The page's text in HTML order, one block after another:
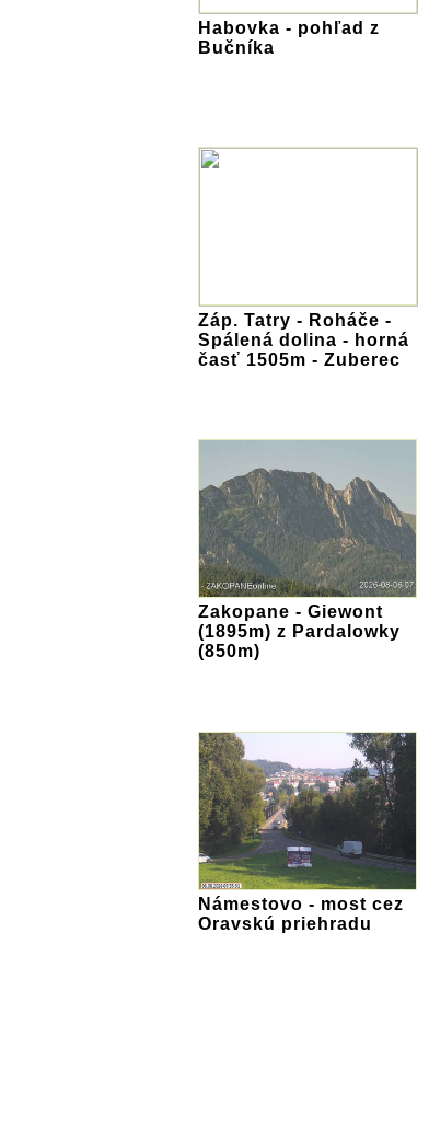
Habovka - pohľad z
Bučníka
Záp. Tatry - Roháče -
Spálená dolina - horná
časť 1505m - Zuberec
Zakopane - Giewont
(1895m) z Pardalowky
(850m)
Námestovo - most cez
Oravskú priehradu